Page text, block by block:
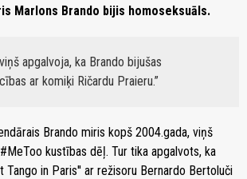
Marlons Brando bijis homoseksuāls.
apgalvoja, ka Brando bijušas
ar komiķi Ričardu Praieru.
Brando miris kopš 2004.gada, viņš
kustības dēļ. Tur tika apgalvots, ka
in Paris'' ar režisoru Bernardo Bertoluči